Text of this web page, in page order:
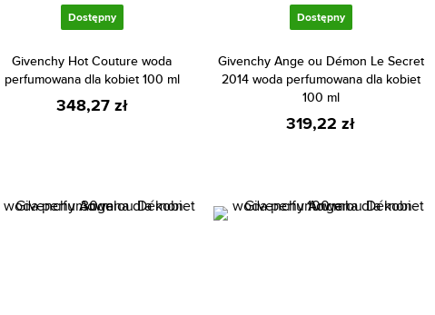
Dostępny
Givenchy Hot Couture woda
perfumowana dla kobiet 100 ml
348,27 zł
Dostępny
Givenchy Ange ou Démon Le Secret
2014 woda perfumowana dla kobiet
100 ml
319,22 zł